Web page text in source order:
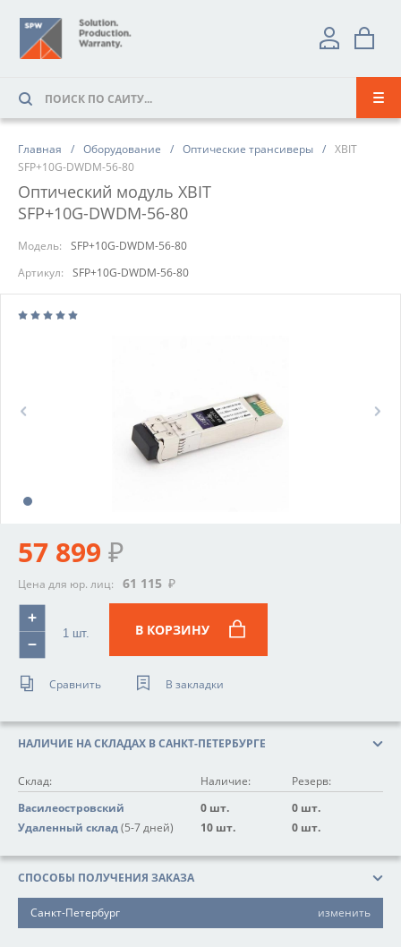
Главная Оборудование Оптические трансиверы
XBIT
SFP+10G-DWDM-56-80
Оптический модуль XBIT
SFP+10G-DWDM-56-80
Модель:
SFP+10G-DWDM-56-80
Артикул:
SFP+10G-DWDM-56-80
Prev
Next
57 899 ₽
Цена для юр. лиц: 61 115 ₽
В КОРЗИНУ
Сравнить В закладки
НАЛИЧИЕ НА СКЛАДАХ В САНКТ-ПЕТЕРБУРГЕ
Склад: Наличие:
Резерв:
Василеостровский
0 шт.
0 шт.
Удаленный склад(5-7 дней) 10 шт. 0 шт.
СПОСОБЫ ПОЛУЧЕНИЯ ЗАКАЗА
Санкт-Петербург изменить